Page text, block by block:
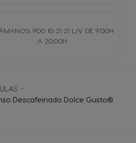
900 10 21 21 L/V DE 9:00H
A 20:00H.
Descafeinado Dolce Gusto®